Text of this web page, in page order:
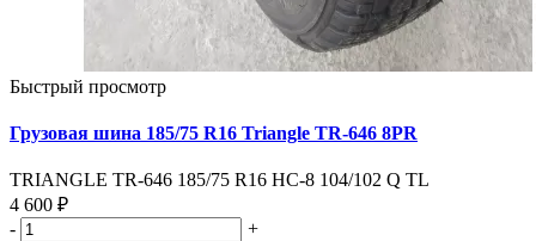
Быстрый просмотр
Грузовая шина 185/75 R16 Triangle TR-646 8PR
TRIANGLE TR-646 185/75 R16 HC-8 104/102 Q TL
4 600 ₽
-
+